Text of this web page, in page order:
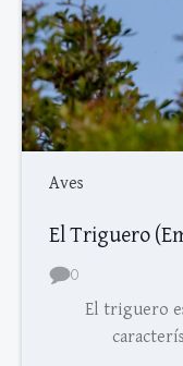
Aves
El Triguero
0
El triguero